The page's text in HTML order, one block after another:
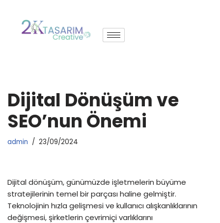
İçeriğe
Dijital Dönüşüm ve
SEO’nun Önemi
admin 23/09/2024
Dijital dönüşüm, günümüzde işletmelerin büyüme
stratejilerinin temel bir parçası haline gelmiştir.
Teknolojinin hızla gelişmesi ve kullanıcı alışkanlıklarının
değişmesi, şirketlerin çevrimiçi varlıklarını